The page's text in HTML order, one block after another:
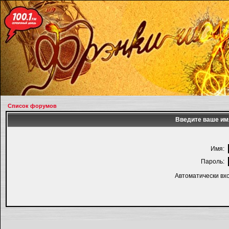
Список форумов
Введите ваше
Имя:
Пароль:
Автоматически